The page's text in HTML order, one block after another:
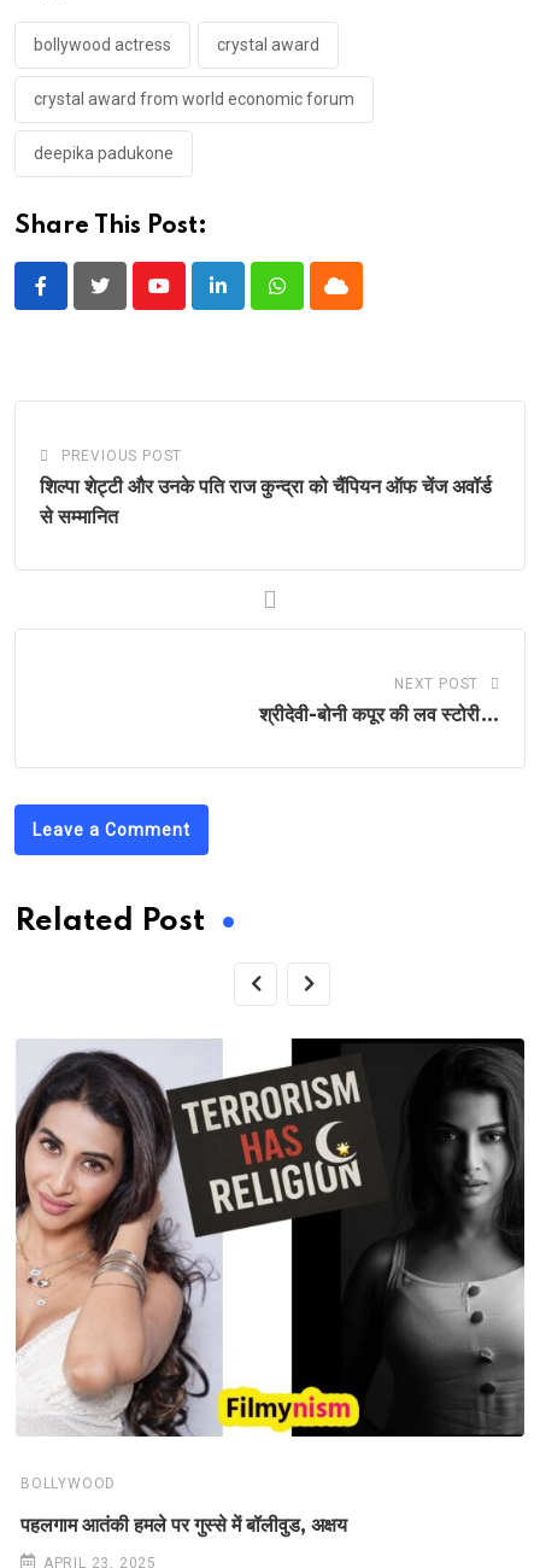
bollywood actress crystal award
crystal award from world economic forum
deepika padukone
Share This Post:
YoutubeLinkedInWhatsappCloud
PREVIOUS POST
शिल्पा शेट्टी और उनके पति राज कुन्द्रा को चैंपियन ऑफ चेंज अवॉर्ड
से सम्मानित
NEXT POST
श्रीदेवी-बोनी कपूर की लव स्टोरी…
Leave a Comment
Related Post
BOLLYWOOD
पहलगाम आतंकी हमले पर गुस्से में बॉलीवुड, अक्षय
APRIL 23, 2025